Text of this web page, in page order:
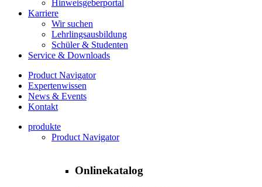
Hinweisgeberportal
Karriere
Wir suchen
Lehrlingsausbildung
Schüler & Studenten
Service & Downloads
Product Navigator
Expertenwissen
News & Events
Kontakt
produkte
Product Navigator
Onlinekatalog